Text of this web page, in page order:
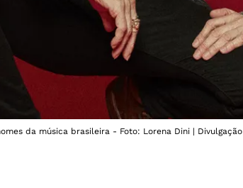
da música brasileira - Foto: Lorena Dini | Divulgação